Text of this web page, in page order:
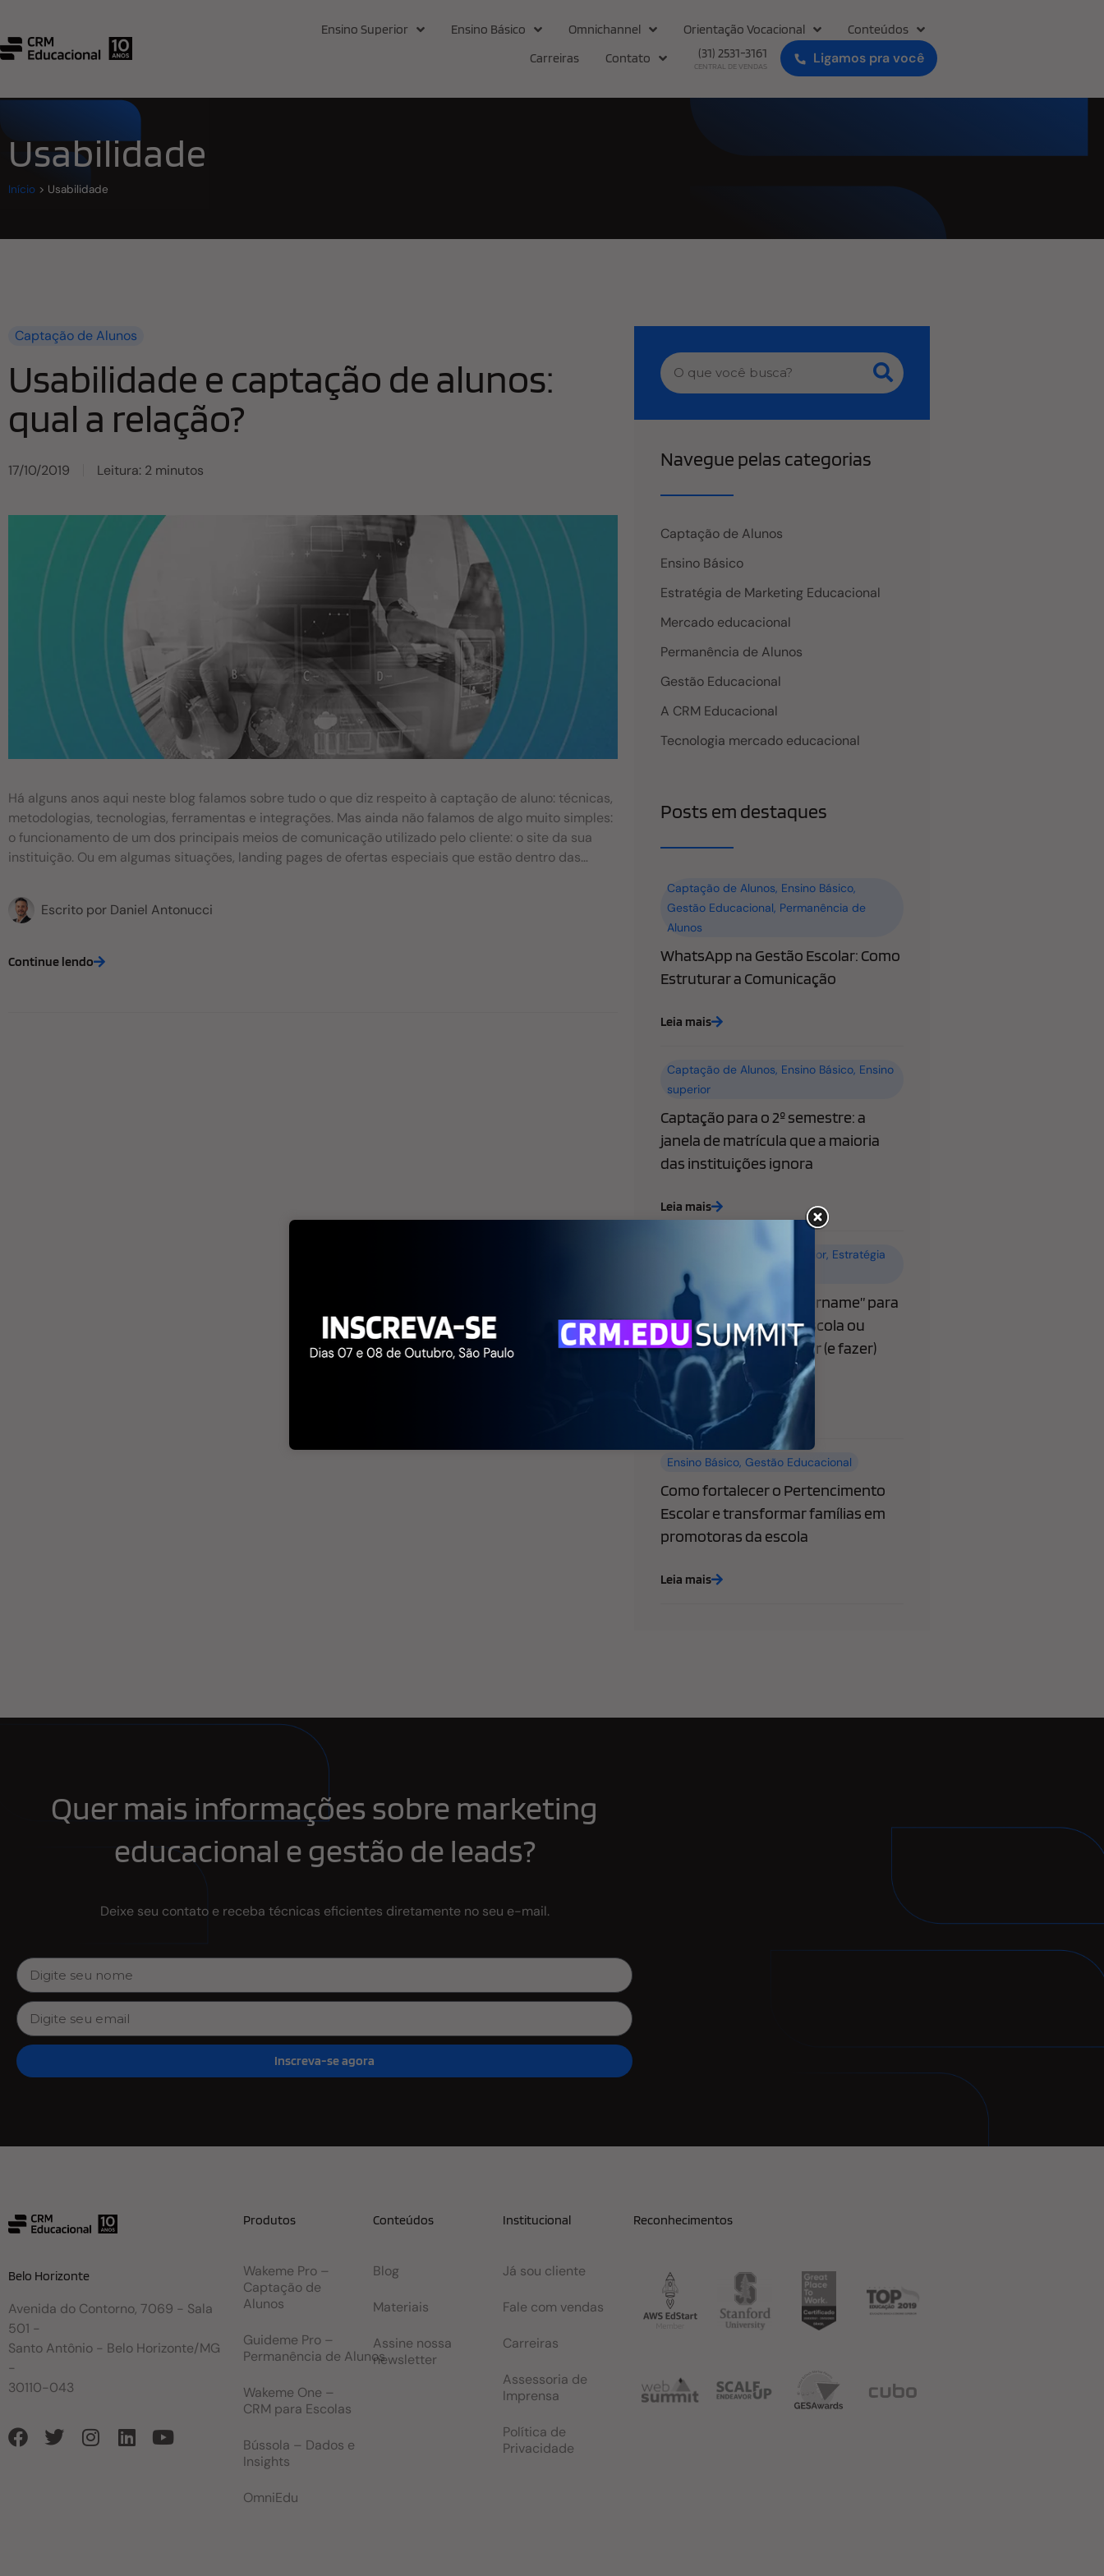
Ensino Superior Ensino Básico Omnichannel Orientação Vocacional
Conteúdos
Carreiras
Contato (31) 2531-3161
CENTRAL DE VENDAS Ligamos pra você
Usabilidade
Início > Usabilidade
Captação de Alunos
Usabilidade e captação de alunos:
qual a relação?
17/10/2019 Leitura: 2 minutos
Há alguns anos aqui neste blog falamos sobre tudo o que diz respeito à captação de aluno: técnicas,
metodologias, tecnologias, ferramentas e integrações. Mas ainda não falamos de algo muito simples:
o funcionamento de um dos principais meios de comunicação utilizado pelo cliente: o site da sua
instituição. Ou em algumas situações, landing pages de ofertas especiais que estão dentro das
lead vai encontrar meios de se comunicar com você ou tirar as próprias dúvidas de forma ágil e
eficiente. E isso, acredite, vai poupar tempo da sua equipe e perdas de potenciais candidatos ou
não foi mostrada ou está escondida em algum lugar do site. Sim, muitos sites são confusos para o
Escrito por Daniel Antonucci
Continue lendo
Navegue pelas categorias
Captação de Alunos
Ensino Básico
Estratégia de Marketing Educacional
Mercado educacional
Permanência de Alunos
Gestão Educacional
A CRM Educacional
Tecnologia mercado educacional
Posts em destaques
Captação de Alunos, Ensino Básico,
Gestão Educacional, Permanência de
Alunos
WhatsApp na Gestão Escolar: Como
Estruturar a Comunicação
Leia mais
Captação de Alunos, Ensino Básico, Ensino
superior
Captação para o 2º semestre: a
janela de matrícula que a maioria
das instituições ignora
Leia mais
Ensino superior, Estratégia
de Marketing Educacional
WhatsApp libera “@username” para
empresas: o que sua escola ou
faculdade precisa saber (e fazer)
agora
Leia mais
Ensino Básico, Gestão Educacional
Como fortalecer o Pertencimento
Escolar e transformar famílias em
promotoras da escola
Leia mais
Quer mais informações sobre marketing
educacional e gestão de leads?
Deixe seu contato e receba técnicas eficientes diretamente no seu e-mail.
Inscreva-se agora
Belo Horizonte
Avenida do Contorno, 7069 - Sala
501 -
Santo Antônio - Belo Horizonte/MG
-
30110-043
Produtos
Wakeme Pro –
Captação de
Alunos
Guideme Pro –
Permanência de Alunos
Wakeme One –
CRM para Escolas
Bússola – Dados e
Insights
OmniEdu
Conteúdos
Blog
Materiais
Assine nossa
newsletter
Institucional
Já sou cliente
Fale com vendas
Carreiras
Assessoria de
Imprensa
Política de
Privacidade
Reconhecimentos